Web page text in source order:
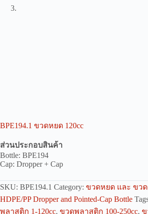
BPE194.1 ขวดหยด 120cc
ส่วนประกอบสินค้า
Bottle: BPE194
Cap: Dropper + Cap
SKU: BPE194.1 Category: ขวดหยด และ ขว
HDPE/PP Dropper and Pointed-Cap Bottle
พลาสติก 1-120cc, ขวดพลาสติก 100-250cc, ข